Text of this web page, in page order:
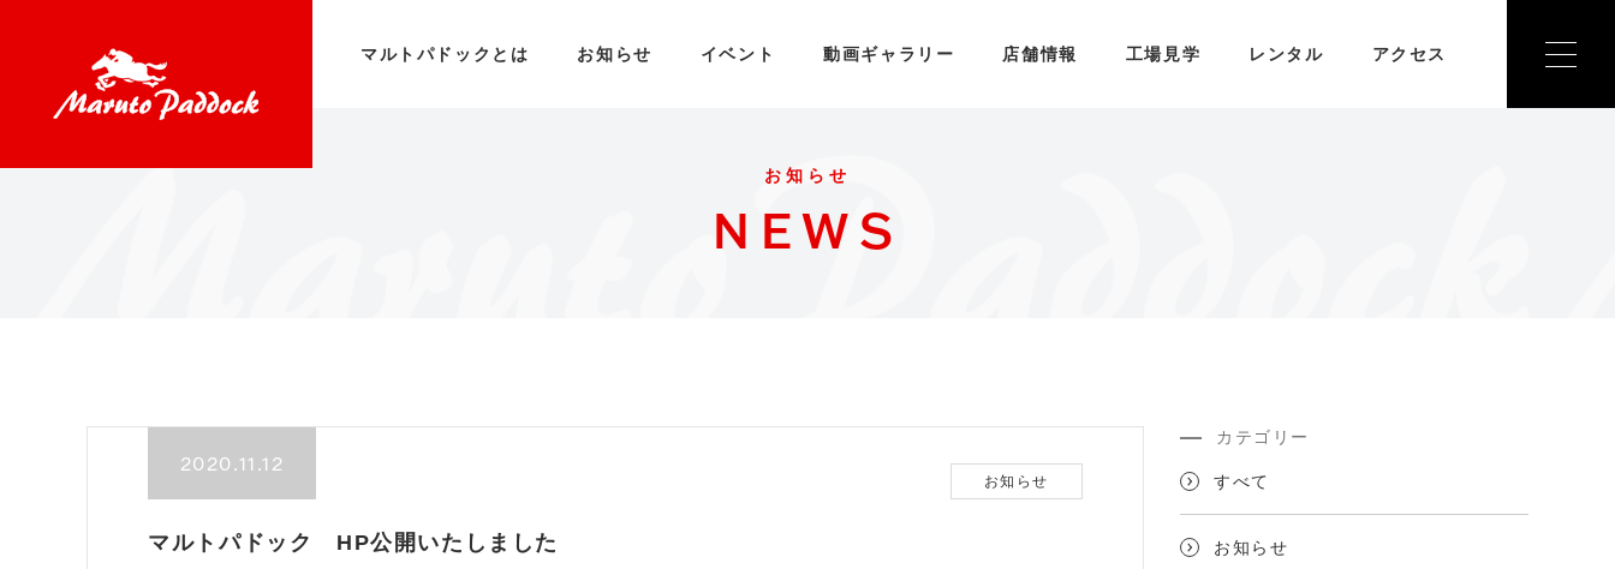
マルトパドックとは お知らせ イベント 動画ギャラリー 店舗情報 工場見学 レンタル アクセス
マルトパドックとは
動画ギャラリー
工場見学
お知らせ
NEWS
2020.11.12
お知らせ
マルトパドック HP公開いたしました
カテゴリー
すべて
お知らせ